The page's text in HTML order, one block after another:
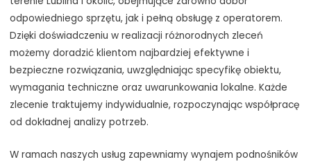
odpowiedniego sprzętu, jak i pełną obsługę z operatorem.
Dzięki doświadczeniu w realizacji różnorodnych zleceń
możemy doradzić klientom najbardziej efektywne i
bezpieczne rozwiązania, uwzględniając specyfikę obiektu,
wymagania techniczne oraz uwarunkowania lokalne. Każde
zlecenie traktujemy indywidualnie, rozpoczynając współpracę
od dokładnej analizy potrzeb.
W ramach naszych usług zapewniamy wynajem podnośników